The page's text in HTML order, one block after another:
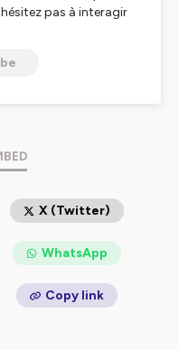
pas à interagir
politique-de-
X (Twitter)
WhatsApp
Copy link